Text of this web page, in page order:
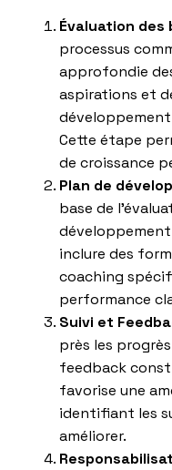
Évaluation des
processus
approfondie
aspirations et
Cette étape
de croissance
Plan de
base de
inclure des
coaching
performance
Suivi et
près les
feedback
favorise une
identifiant les
améliorer.